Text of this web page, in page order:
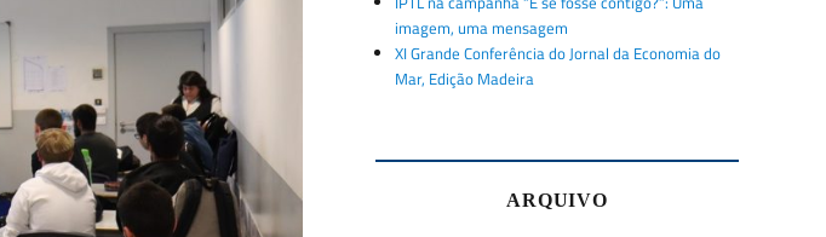
imagem, uma mensagem
XI Grande Conferência do Jornal da Economia do
Mar, Edição Madeira
ARQUIVO